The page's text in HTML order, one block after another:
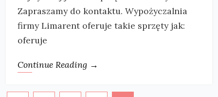
Zapraszamy do kontaktu. Wypożyczalnia
firmy Limarent oferuje takie sprzęty jak:
oferuje
Continue Reading →